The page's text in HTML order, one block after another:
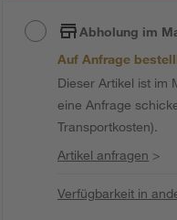
Abholung im
Auf Anfrage
Dieser Artikel ist im
eine Anfrage
Transportkosten).
Artikel anfragen >
Verfügbarkeit in